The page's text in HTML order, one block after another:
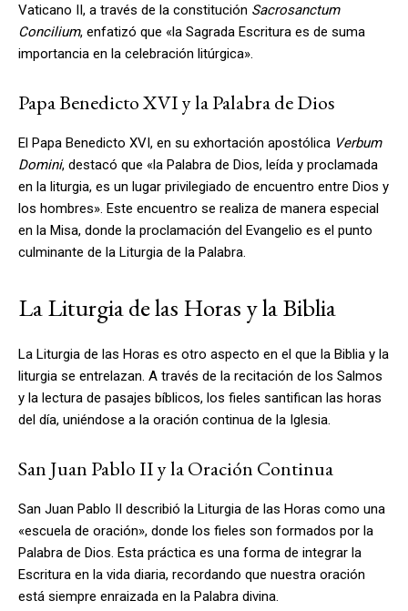
Vaticano II, a través de la constitución Sacrosanctum
Concilium, enfatizó que «la Sagrada Escritura es de suma
importancia en la celebración litúrgica».
Papa Benedicto XVI y la Palabra de Dios
El Papa Benedicto XVI, en su exhortación apostólica Verbum
Domini, destacó que «la Palabra de Dios, leída y proclamada
en la liturgia, es un lugar privilegiado de encuentro entre Dios y
los hombres». Este encuentro se realiza de manera especial
en la Misa, donde la proclamación del Evangelio es el punto
culminante de la Liturgia de la Palabra.
La Liturgia de las Horas y la Biblia
La Liturgia de las Horas es otro aspecto en el que la Biblia y la
liturgia se entrelazan. A través de la recitación de los Salmos
y la lectura de pasajes bíblicos, los fieles santifican las horas
del día, uniéndose a la oración continua de la Iglesia.
San Juan Pablo II y la Oración Continua
San Juan Pablo II describió la Liturgia de las Horas como una
«escuela de oración», donde los fieles son formados por la
Palabra de Dios. Esta práctica es una forma de integrar la
Escritura en la vida diaria, recordando que nuestra oración
está siempre enraizada en la Palabra divina.